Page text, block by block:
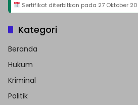
Sertifikat diterbitkan pada 27 Oktober
Kategori
Beranda
Hukum
Kriminal
Politik